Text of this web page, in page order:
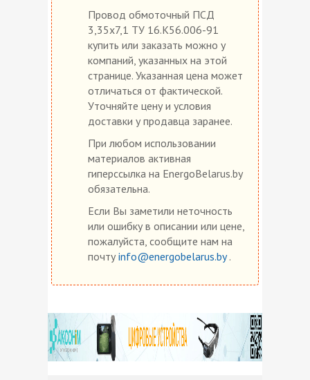
Провод обмоточный ПСД
3,35х7,1 ТУ 16.К56.006-91
купить или заказать можно у
компаний, указанных на этой
странице. Указанная цена может
отличаться от фактической.
Уточняйте цену и условия
доставки у продавца заранее.
При любом использовании
материалов активная
гиперссылка на EnergoBelarus.by
обязательна.
Если Вы заметили неточность
или ошибку в описании или цене,
пожалуйста, сообщите нам на
почту info@energobelarus.by.